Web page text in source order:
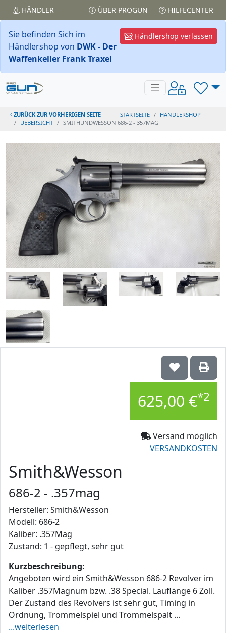
HÄNDLER ÜBER PROGUN HILFECENTER
Händlershop verlassen
Sie befinden Sich im
Händlershop von DWK - Der
Waffenkeller Frank Traxel
ZURÜCK ZUR VORHERIGEN SEITE STARTSEITE
HÄNDLERSHOP
UEBERSICHT
SMITHUNDWESSON 686-2 - 357MAG
625,00 €*2
Versand möglich
VERSANDKOSTEN
Smith&Wesson
686-2 - .357mag
Hersteller: Smith&Wesson
Modell: 686-2
Kaliber: .357Mag
Zustand: 1 - gepflegt, sehr gut
Kurzbeschreibung:
Angeboten wird ein Smith&Wesson 686-2 Revolver im
Kaliber .357Magnum bzw. .38 Special. Lauflänge 6 Zoll.
Der Zustand des Revolvers ist sehr gut, Timing in
Ordnung, Trommelspiel und Trommelspalt ...
...weiterlesen